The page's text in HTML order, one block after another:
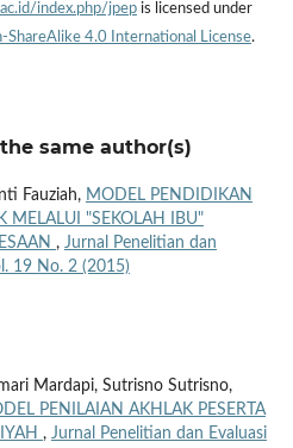
index.php/jpepis licensed under
4.0 International License.
same author(s)
Fauziah, MODEL PENDIDIKAN
MELALUI "SEKOLAH IBU"
, Jurnal Penelitian dan
19 No. 2 (2015)
Mardapi, Sutrisno Sutrisno,
PENILAIAN AKHLAK PESERTA
, Jurnal Penelitian dan Evaluasi